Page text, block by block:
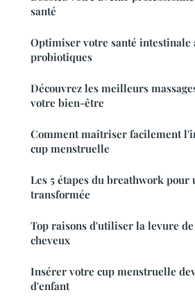
santé
Optimiser votre santé intestinale
probiotiques
Découvrez les meilleurs
votre bien-être
Comment maîtriser facilement
cup menstruelle
Les 5 étapes du breathwork pour
transformée
Top raisons d'utiliser la levure
cheveux
Insérer votre cup menstruelle
d'enfant